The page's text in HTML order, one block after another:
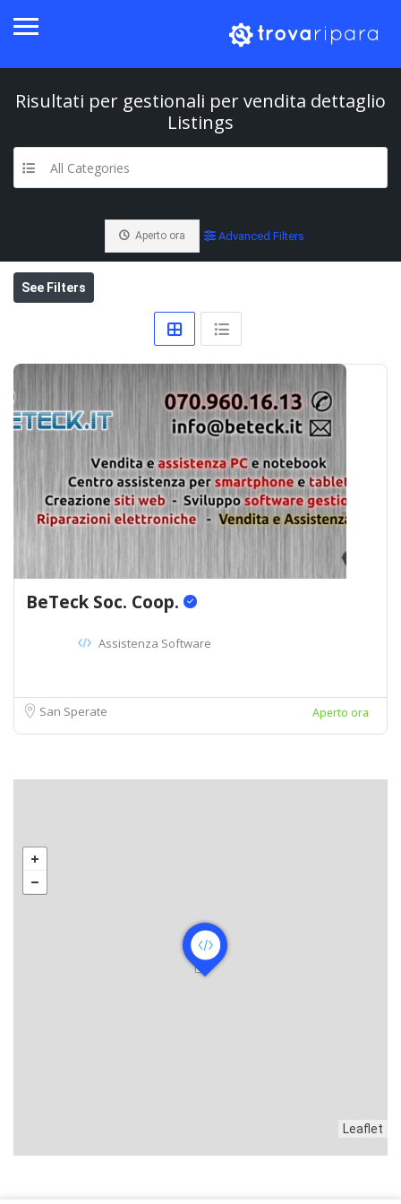
Risultati per gestionali per vendita dettaglio
Listings
All Categories
Aperto ora Advanced Filters
See Filters
BeTeck Soc. Coop.
Assistenza Software
San Sperate Aperto ora
Leaflet